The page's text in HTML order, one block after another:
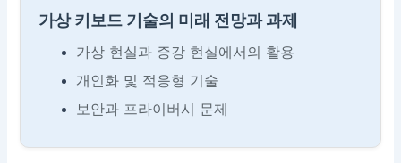
가상 키보드 기술의 미래 전망과 과제
가상 현실과 증강 현실에서의 활용
개인화 및 적응형 기술
보안과 프라이버시 문제